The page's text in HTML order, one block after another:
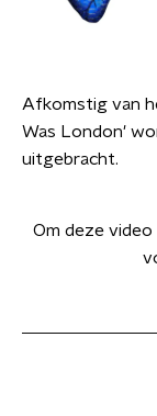
Afkomstig van
Was London'
uitgebracht.
Om deze